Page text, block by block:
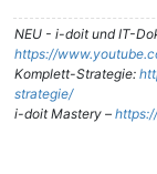
NEU - i-doit und IT-
https://
Komplett-Strategie:
strategie/
i-doit Mastery –